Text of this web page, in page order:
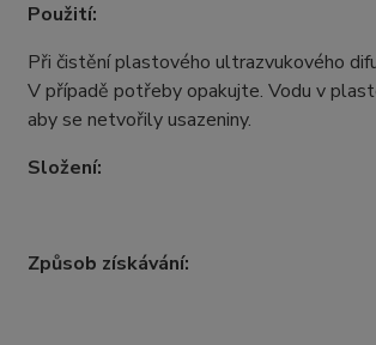
Použití:
Při čistění plastového ultrazvukového
V případě potřeby opakujte. Vodu v
aby se netvořily usazeniny.
Složení:
Způsob získávání: